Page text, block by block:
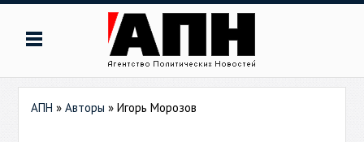
АПН »Авторы »Игорь Морозов